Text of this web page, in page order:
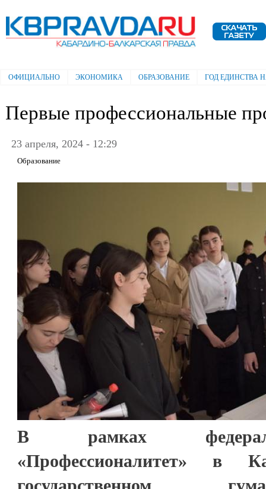
Электронная газета "Кабардино-
Балкарская правда"
Главное меню
ОФИЦИАЛЬНО ЭКОНОМИКА ОБРАЗОВАНИЕ ГОД ЕДИНСТВА
Первые профессиональные
23 апреля, 2024 - 12:29
Образование
В рамках
«Профессионалитет» в
государственном